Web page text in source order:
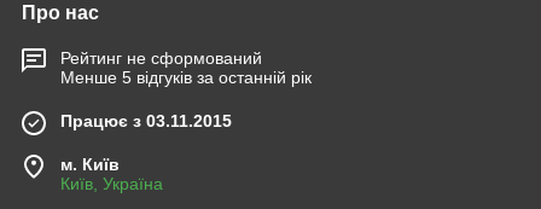
Про нас
Рейтинг не сформований
Менше 5 відгуків за останній рік
Працює з 03.11.2015
м. Київ
Київ, Україна